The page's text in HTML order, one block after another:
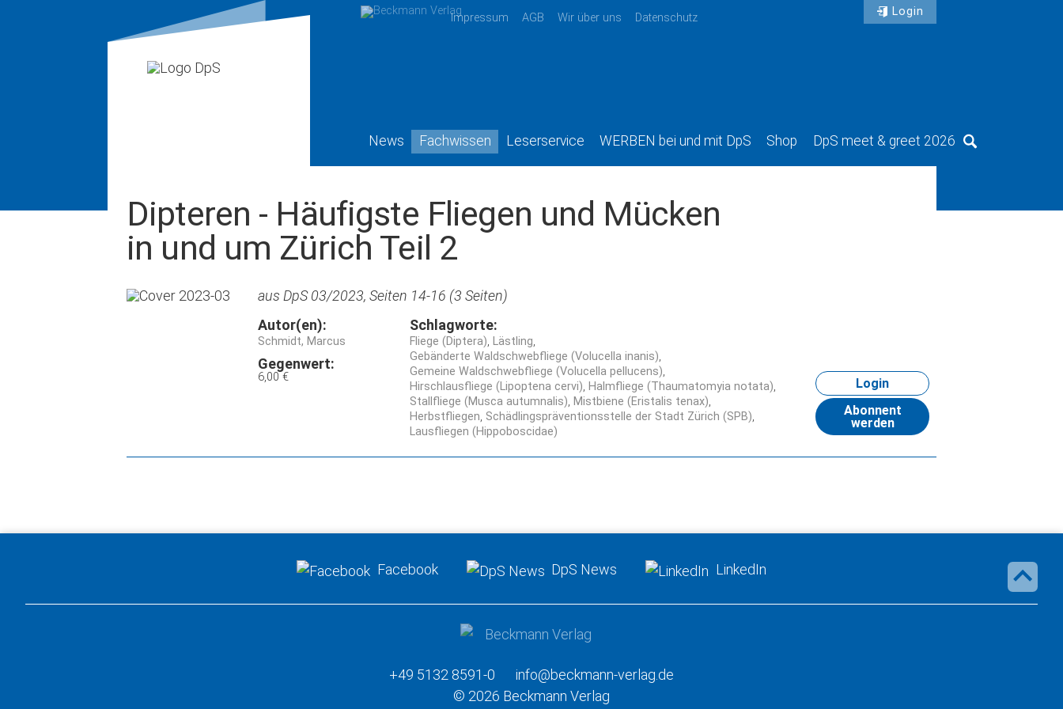
Impressum AGB Wir über uns Datenschutz Login
News Fachwissen Leserservice WERBEN bei und mit DpS Shop DpS meet & greet 2026 Suche
Dipteren - Häufigste Fliegen und Mücken
in und um Zürich Teil 2
aus DpS 03/2023, Seiten 14-16 (3 Seiten)
Autor(en):
Schmidt, Marcus
Gegenwert:
6,00 €
Schlagworte:
Fliege (Diptera) Lästling
Gebänderte Waldschwebfliege (Volucella inanis)
Gemeine Waldschwebfliege (Volucella pellucens)
Hirschlausfliege (Lipoptena cervi) Halmfliege (Thaumatomyia notata)
Stallfliege (Musca autumnalis) Mistbiene (Eristalis tenax)
Herbstfliegen Schädlingspräventionsstelle der Stadt Zürich (SPB)
Lausfliegen (Hippoboscidae)
Login
Abonnent
werden
Facebook DpS News LinkedIn
+49 5132 8591-0
info@beckmann-verlag.de
© 2026 Beckmann Verlag